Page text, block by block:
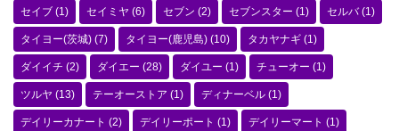
セイブ (1) セイミヤ (6) セブン (2) セブンスター (1) セルバ(1)
タイヨー(茨城) (7) タイヨー(鹿児島) (10) タカヤナギ (1)
ダイイチ (2) ダイエー (28) ダイユー (1) チューオー (1)
ツルヤ (13) テーオーストア (1) ディナーベル (1)
デイリーカナート (2) デイリーポート (1) デイリーマート (1)